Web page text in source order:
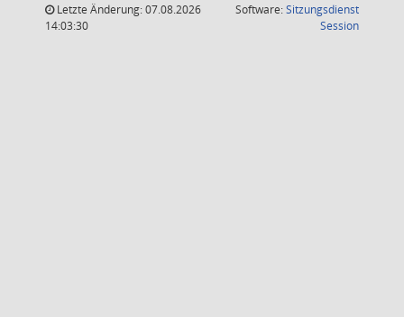
Letzte Änderung: 07.08.2026
14:03:30
Software:Sitzungsdienst
Session(Wird in